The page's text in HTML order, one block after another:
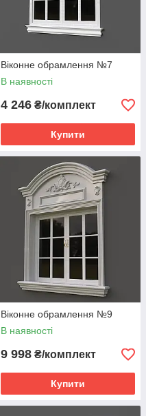
Віконне обрамлення №7
В наявності
4 246 ₴/комплект
Купити
Віконне обрамлення №9
В наявності
9 998 ₴/комплект
Купити